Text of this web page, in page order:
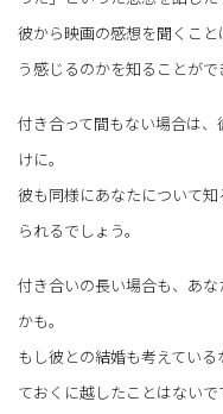
彼から映画の感想を聞くこ
う感じるのかを知ることがで
付き合って間もない場合は
けに。
彼も同様にあなたについて
られるでしょう。
付き合いの長い場合も、あ
かも。
もし彼との結婚も考えてい
ておくに越したことはないで